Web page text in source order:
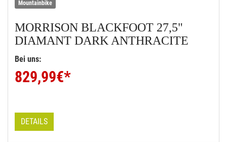
Mountainbike
MORRISON BLACKFOOT 27,5"
DIAMANT DARK ANTHRACITE
Bei uns:
829,99€*
DETAILS